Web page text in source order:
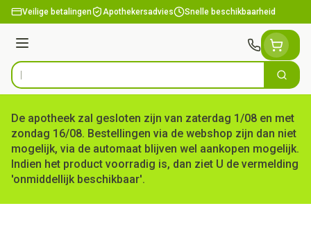
Ga naar de inhoud
Veilige betalingen Apothekersadvies Snelle beschikbaarheid
Menu
Product, merk, categorie... Zoek
De apotheek zal gesloten zijn van zaterdag 1/08 en met
zondag 16/08. Bestellingen via de webshop zijn dan niet
mogelijk, via de automaat blijven wel aankopen mogelijk.
Indien het product voorradig is, dan ziet U de vermelding
'onmiddellijk beschikbaar'.